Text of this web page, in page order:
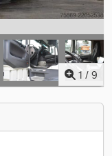
1 / 9